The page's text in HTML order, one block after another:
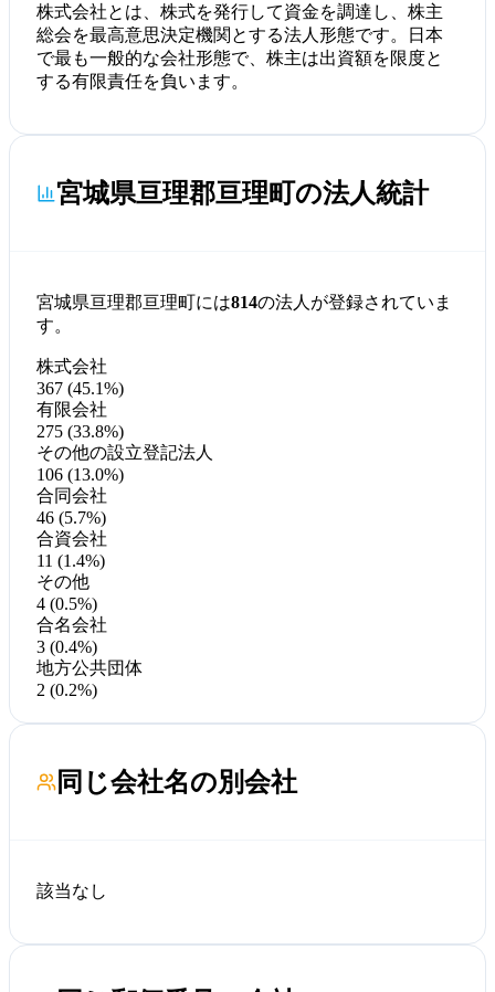
株式会社とは、株式を発行して資金を調達し、株主
総会を最高意思決定機関とする法人形態です。日本
で最も一般的な会社形態で、株主は出資額を限度と
する有限責任を負います。
宮城県亘理郡亘理町の法人統計
宮城県亘理郡亘理町には814の法人が登録されていま
す。
株式会社
367 (45.1%)
有限会社
275 (33.8%)
その他の設立登記法人
106 (13.0%)
合同会社
46 (5.7%)
合資会社
11 (1.4%)
その他
4 (0.5%)
合名会社
3 (0.4%)
地方公共団体
2 (0.2%)
同じ会社名の別会社
該当なし